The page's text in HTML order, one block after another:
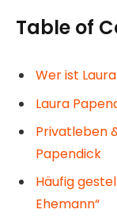
Table of
Wer ist
Laura
Privatleben
Papendick
Häufig
Ehemann“